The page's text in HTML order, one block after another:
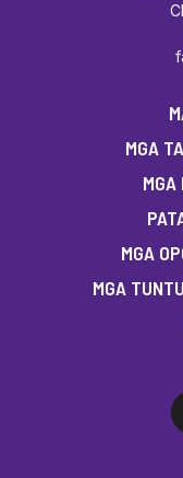
MGA
MGA
MGA
MGA